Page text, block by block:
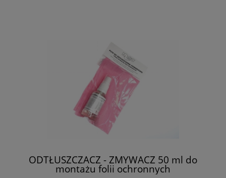
ODTŁUSZCZACZ - ZMYWACZ 50 ml do
montażu folii ochronnych